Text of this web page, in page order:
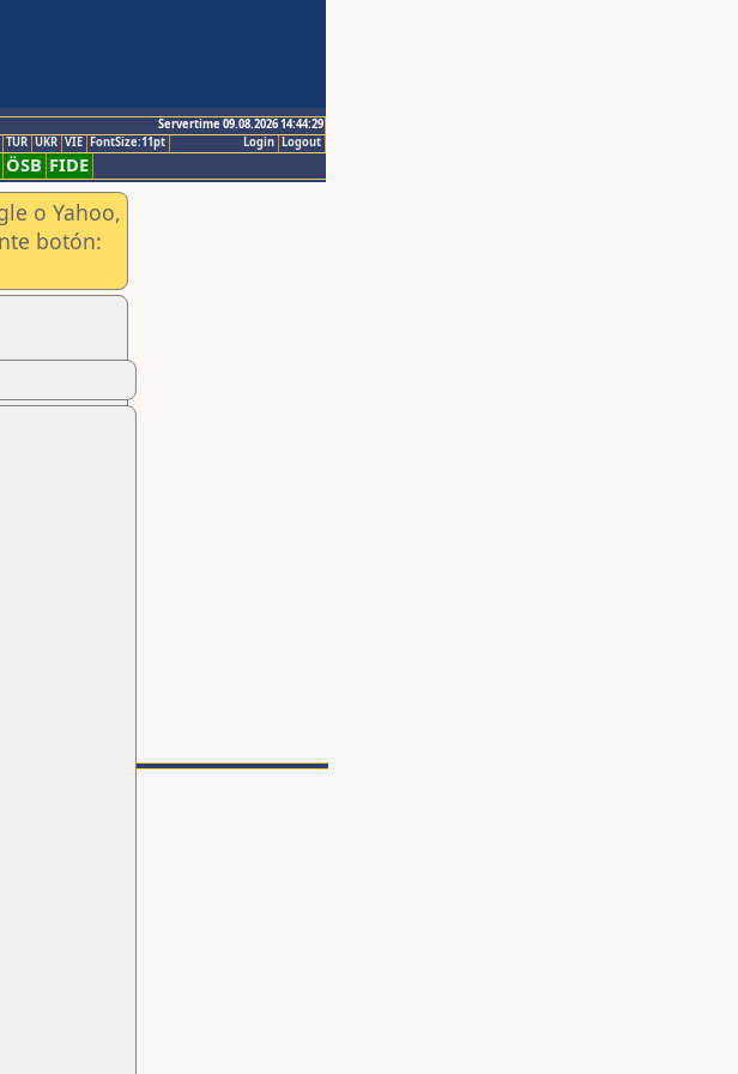
Servertime 09.08.2026 14:44:29
Logout
Login
TUR UKR VIE FontSize:11pt
ÖSB FIDE
o Yahoo,
botón: